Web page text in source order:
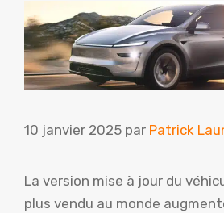
10 janvier 2025 par Patrick
La version mise à jour du
plus vendu au monde